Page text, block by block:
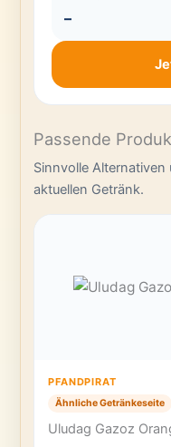
–
Passende
Sinnvolle
aktuellen Getränk.
PFANDPIRAT
Ähnliche Getränkeseite
Uludag Gazoz